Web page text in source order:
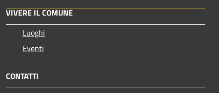
VIVERE IL COMUNE
Luoghi
Eventi
CONTATTI